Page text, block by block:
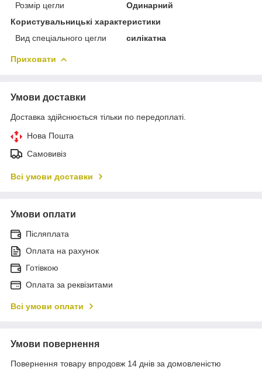
Розмір цегли
Одинарний
Користувальницькі характеристики
Вид спеціального цегли
силікатна
Приховати
Умови доставки
Доставка здійснюється тільки по передоплаті.
Нова Пошта
Самовивіз
Всі умови доставки
Умови оплати
Післяплата
Оплата на рахунок
Готівкою
Оплата за реквізитами
Всі умови оплати
Умови повернення
Повернення товару впродовж 14 днів за домовленістю